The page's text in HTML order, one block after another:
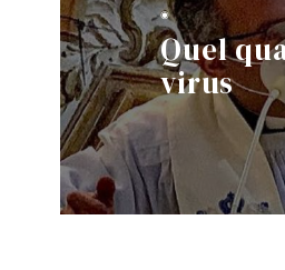
◉
Quel
virus